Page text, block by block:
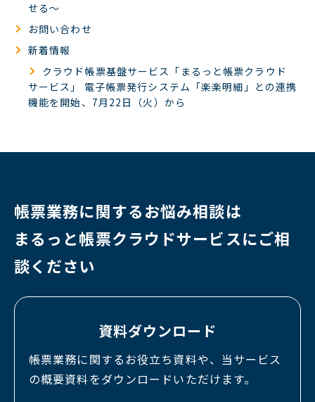
せる～
お問い合わせ
新着情報
クラウド帳票基盤サービス「まるっと帳票クラウド
サービス」 電子帳票発行システム「楽楽明細」との連携
機能を開始、7月22日（火）から
帳票業務に関するお悩み相談は
まるっと帳票クラウドサービスにご相
談ください
資料ダウンロード
帳票業務に関するお役立ち資料や、当サービス
の概要資料をダウンロードいただけます。